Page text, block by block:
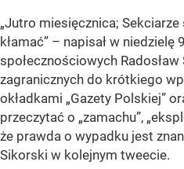
„Jutro miesięcznica;
kłamać” – napisał w
społecznościowych
zagranicznych do krótkiego
okładkami „Gazety Polskiej”
przeczytać o „zamachu”,
że prawda o wypadku jest
Sikorski w kolejnym tweecie.